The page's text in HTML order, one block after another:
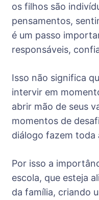
os filhos são
pensamentos,
é um passo
responsáveis,
Isso não significa
intervir em
abrir mão de seus
momentos de
diálogo fazem toda
Por isso a
escola, que esteja
da família, criando